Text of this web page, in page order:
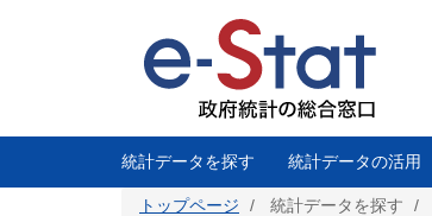
に
統計データを探す 統計データの活用
トップページ 統計データを探す